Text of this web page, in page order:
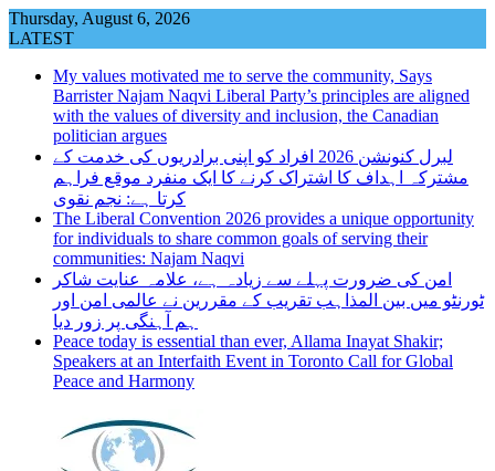
Skip
to
Thursday, August 6, 2026
LATEST
My values motivated me to serve the community, Says
Barrister Najam Naqvi Liberal Party’s principles are aligned
with the values of diversity and inclusion, the Canadian
politician argues
لبرل کنونشن 2026 افراد کو اپنی برادریوں کی خدمت کے
مشترکہ اہداف کا اشتراک کرنے کا ایک منفرد موقع فراہم
کرتا ہے: نجم نقوی
The Liberal Convention 2026 provides a unique opportunity
for individuals to share common goals of serving their
communities: Najam Naqvi
امن کی ضرورت پہلے سے زیادہ ہے، علامہ عنایت شاکر
ٹورنٹو میں بین المذاہب تقریب کے مقررین نے عالمی امن اور
ہم آہنگی پر زور دیا
Peace today is essential than ever, Allama Inayat Shakir;
Speakers at an Interfaith Event in Toronto Call for Global
Peace and Harmony